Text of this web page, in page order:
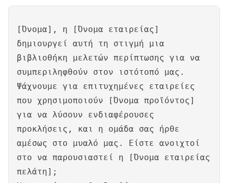
[Όνομα], η [Όνομα εταιρείας]
δημιουργεί αυτή τη στιγμή μια
βιβλιοθήκη μελετών περίπτωσης για να
συμπεριληφθούν στον ιστότοπό μας.
Ψάχνουμε για επιτυχημένες εταιρείες
που χρησιμοποιούν [Όνομα προϊόντος]
για να λύσουν ενδιαφέρουσες
προκλήσεις, και η ομάδα σας ήρθε
αμέσως στο μυαλό μας. Είστε ανοιχτοί
στο να παρουσιαστεί η [Όνομα εταιρείας
πελάτη];